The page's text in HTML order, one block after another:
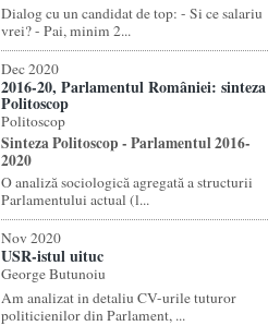
Dialog cu un candidat de top: - Si ce salariu
vrei? - Pai, minim 2...
Dec 2020
2016-20, Parlamentul României: sinteza
Politoscop
Politoscop
Sinteza Politoscop - Parlamentul 2016-
2020
O analiză sociologică agregată a structurii
Parlamentului actual (l...
Nov 2020
USR-istul uituc
George Butunoiu
Am analizat in detaliu CV-urile tuturor
politicienilor din Parlament, ...